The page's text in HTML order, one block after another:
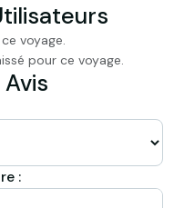
voyage.
pour ce voyage.
: